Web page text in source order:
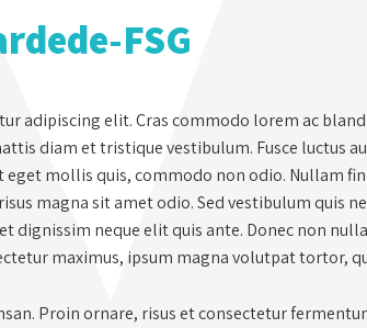
FSG
adipiscing elit. Cras commodo lorem ac
diam et tristique vestibulum. Fusce luctus
eget mollis quis, commodo non odio. Nullam
magna sit amet odio. Sed vestibulum quis
dignissim neque elit quis ante. Donec non
maximus, ipsum magna volutpat tortor,
Proin ornare, risus et consectetur